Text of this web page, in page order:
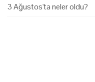
3 Ağustos'ta neler oldu?